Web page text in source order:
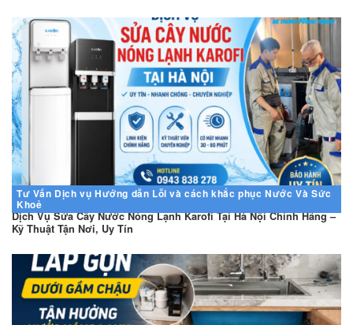
Tư Vấn Dịch vụ Hướng dẫn Lỗi và cách khắc phục Nước Và Sức
Khoẻ
Dịch Vụ Sửa Cây Nước Nóng Lạnh Karofi Tại Hà Nội Chính Hãng –
Kỹ Thuật Tận Nơi, Uy Tín